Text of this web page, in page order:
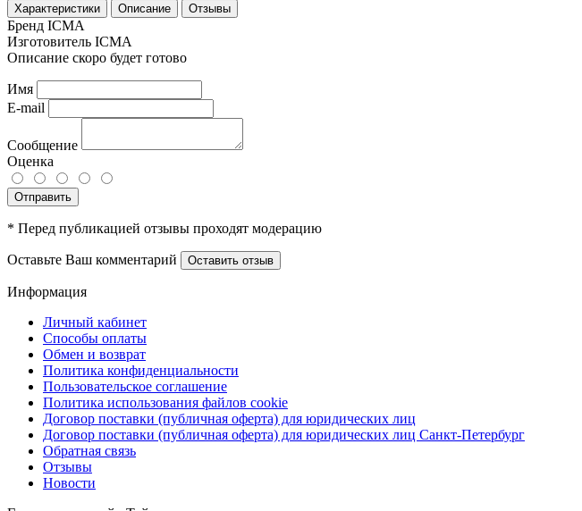
Характеристики Описание Отзывы
Бренд ICMA
Изготовитель ICMA
Описание скоро будет готово
Имя
E-mail
Сообщение
Оценка
Отправить
* Перед публикацией отзывы проходят модерацию
Оставьте Ваш комментарий Оставить отзыв
Информация
Личный кабинет
Способы оплаты
Обмен и возврат
Политика конфиденциальности
Пользовательское соглашение
Политика использования файлов cookie
Договор поставки (публичная оферта) для юридических лиц
Договор поставки (публичная оферта) для юридических лиц Санкт-Петербург
Обратная связь
Отзывы
Новости